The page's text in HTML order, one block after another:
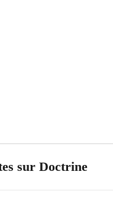
sur Doctrine